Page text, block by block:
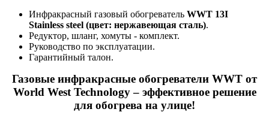
Инфракрасный газовый обогреватель WWT 13I
Stainless steel (цвет: нержавеющая сталь).
Редуктор, шланг, хомуты - комплект.
Руководство по эксплуатации.
Гарантийный талон.
Газовые инфракрасные обогреватели WWT от
World West Technology – эффективное решение
для обогрева на улице!